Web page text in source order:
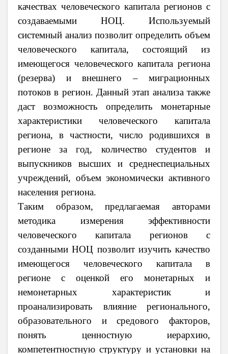
качествах человеческого капитала регионов с
создаваемыми НОЦ. Используемый
системный анализ позволит определить объем
человеческого капитала, состоящий из
имеющегося человеческого капитала региона
(резерва) и внешнего – миграционных
потоков в регион. Данный этап анализа также
даст возможность определить монетарные
характеристики человеческого капитала
региона, в частности, число родившихся в
регионе за год, количество студентов и
выпускников высших и среднеспециальных
учреждений, объем экономически активного
населения региона.
Таким образом, предлагаемая авторами
методика измерения эффективности
человеческого капитала регионов с
созданными НОЦ позволит изучить качество
имеющегося человеческого капитала в
регионе с оценкой его монетарных и
немонетарных характеристик и
проанализировать влияние регионального,
образовательного и средового факторов,
понять ценностную иерархию,
компетентностную структуру и установки на